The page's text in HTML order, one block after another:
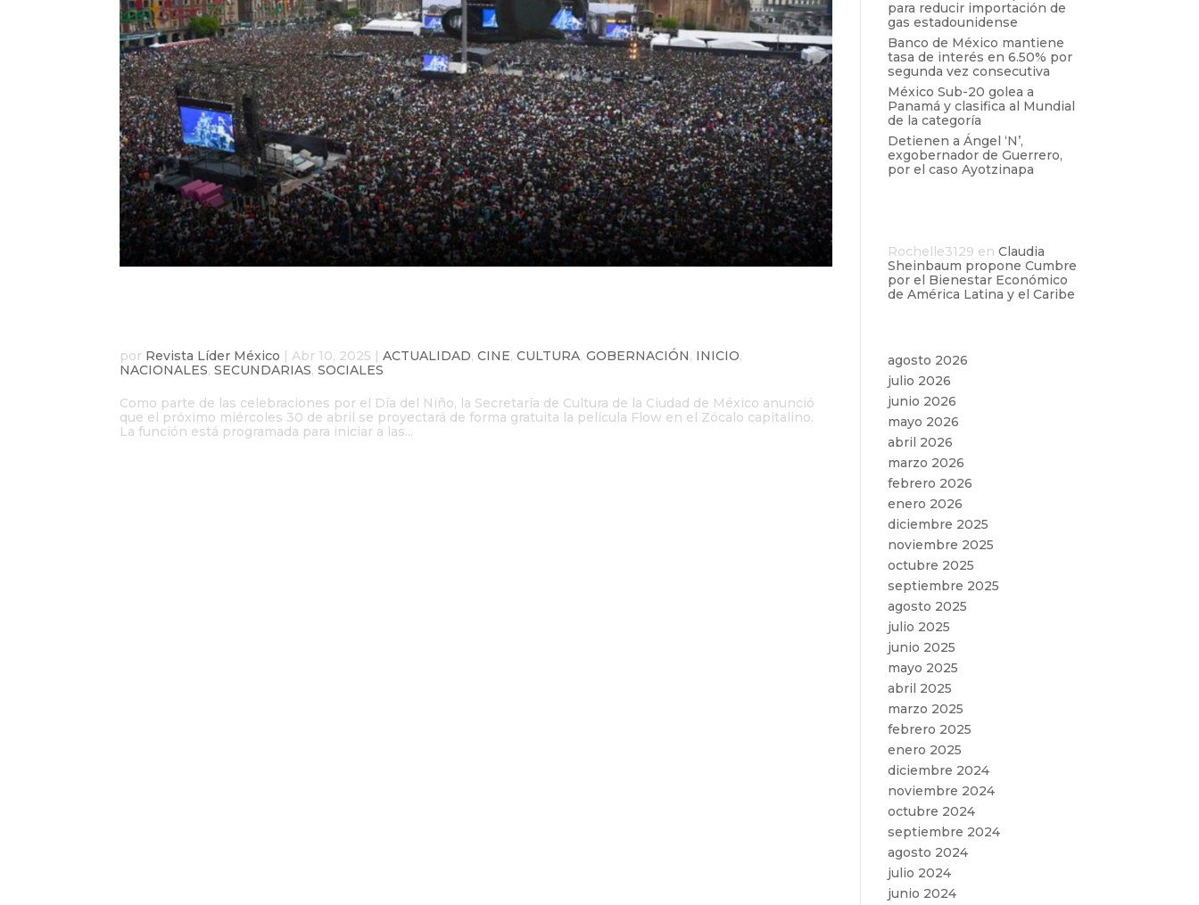
por Revista Líder México |Abr 10, 2025 |ACTUALIDAD,CINE,CULTURA,GOBERNACIÓN, INICIO,
NACIONALES,SECUNDARIAS,SOCIALES
Como parte de las celebraciones por el Día del Niño, la Secretaría de Cultura de la Ciudad de México anunció
que el próximo miércoles 30 de abril se proyectará de forma gratuita la película Flow en el Zócalo capitalino.
La función está programada para iniciar a las...
para reducir importación de
gas estadounidense
Banco de México mantiene
tasa de interés en 6.50% por
segunda vez consecutiva
México Sub-20 golea a
Panamá y clasifica al Mundial
de la categoría
Detienen a Ángel ‘N’,
exgobernador de Guerrero,
por el caso Ayotzinapa
Rochelle3129 en Claudia
Sheinbaum propone Cumbre
por el Bienestar Económico
de América Latina y el Caribe
agosto 2026
julio 2026
junio 2026
mayo 2026
abril 2026
marzo 2026
febrero 2026
enero 2026
diciembre 2025
noviembre 2025
octubre 2025
septiembre 2025
agosto 2025
julio 2025
junio 2025
mayo 2025
abril 2025
marzo 2025
febrero 2025
enero 2025
diciembre 2024
noviembre 2024
octubre 2024
septiembre 2024
agosto 2024
julio 2024
junio 2024